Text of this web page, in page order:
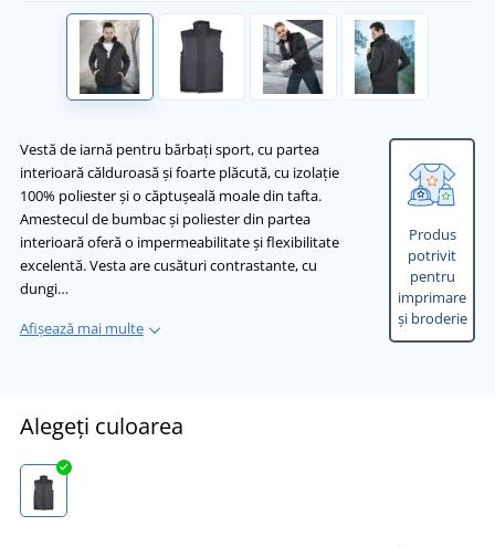
Vestă de iarnă pentru bărbați sport, cu partea
interioară călduroasă și foarte plăcută, cu izolație
100% poliester și o căptușeală moale din tafta.
Amestecul de bumbac și poliester din partea
interioară oferă o impermeabilitate și flexibilitate
excelentă. Vesta are cusături contrastante, cu
dungi…
Afișează mai multe
Produs
potrivit
pentru
imprimare
și broderie
Alegeți culoarea